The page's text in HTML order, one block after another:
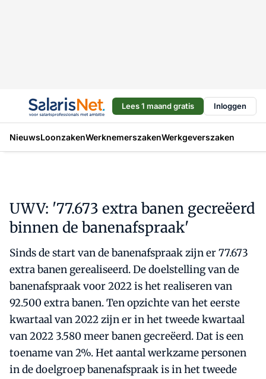
Lees 1 maand gratis Inloggen
NieuwsLoonzakenWerknemerszakenWerkgeverszaken
UWV: '77.673 extra banen gecreëerd
binnen de banenafspraak'
Sinds de start van de banenafspraak zijn er 77.673
extra banen gerealiseerd. De doelstelling van de
banenafspraak voor 2022 is het realiseren van
92.500 extra banen. Ten opzichte van het eerste
kwartaal van 2022 zijn er in het tweede kwartaal
van 2022 3.580 meer banen gecreëerd. Dat is een
toename van 2%. Het aantal werkzame personen
in de doelgroep banenafspraak is in het tweede